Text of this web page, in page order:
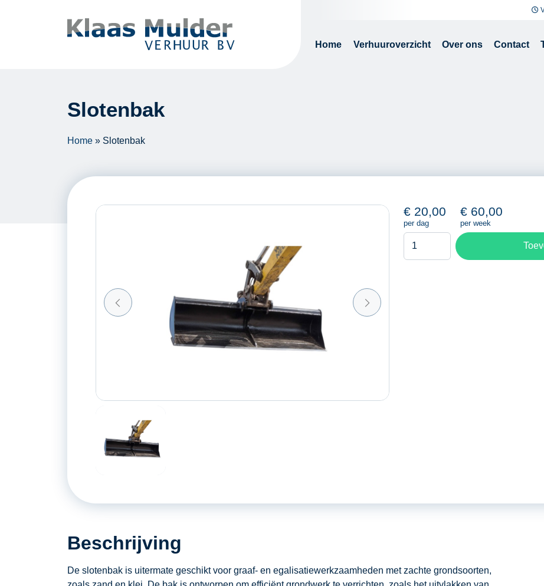
Home Verhuuroverzicht Over ons Contact
Slotenbak
Home » Slotenbak
€ 20,00
per dag
€ 60,00
per week
Beschrijving
De slotenbak is uitermate geschikt voor graaf- en egalisatiewerkzaamheden met zachte grondsoorten,